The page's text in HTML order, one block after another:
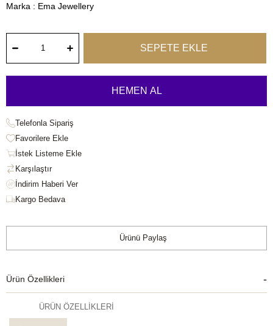
Marka : Ema Jewellery
Telefonla Sipariş
Favorilere Ekle
İstek Listeme Ekle
Karşılaştır
Kargo Bedava
Ürünü Paylaş
Ürün Özellikleri
ÜRÜN ÖZELLİKLERİ